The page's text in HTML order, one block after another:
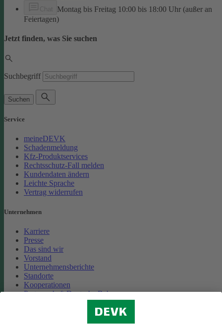
Montag bis Freitag 10:00 bis 18:00 Uhr (außer an
Feiertagen)
Jetzt finden, was Sie suchen
Suchbegriff
Suchen
Service
meineDEVK
Schadenmeldung
Kfz-Produktservices
Rechtsschutz-Fall melden
Kundendaten ändern
Leichte Sprache
Vertrag widerrufen
Unternehmen
Karriere
Presse
Das sind wir
Vorstand
Unternehmensberichte
Standorte
Kooperationen
Partnerschaft Deutsche Bahn